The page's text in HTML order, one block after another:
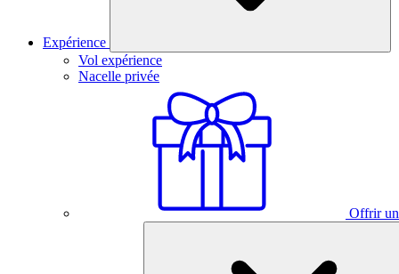
Expérience
Vol expérience
Nacelle privée
Offrir